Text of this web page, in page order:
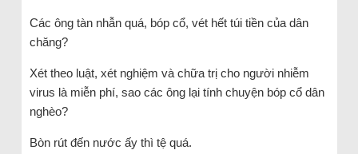
Các ông tàn nhẫn quá, bóp cổ, vét hết túi tiền của dân
chăng?
Xét theo luật, xét nghiệm và chữa trị cho người nhiễm
virus là miễn phí, sao các ông lại tính chuyện bóp cổ dân
nghèo?
Bòn rút đến nước ấy thì tệ quá.